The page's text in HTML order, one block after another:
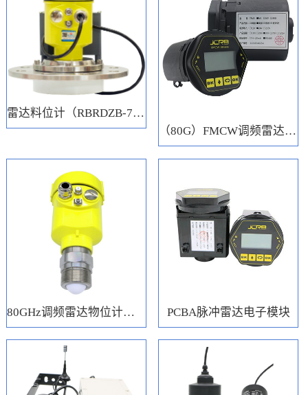
雷达料位计（RBRDZB-71-6-C）
（80G）FMCW调频雷达电子模块
80GHz调频雷达物位计（RBRD71） PCBA脉冲雷达电子模块